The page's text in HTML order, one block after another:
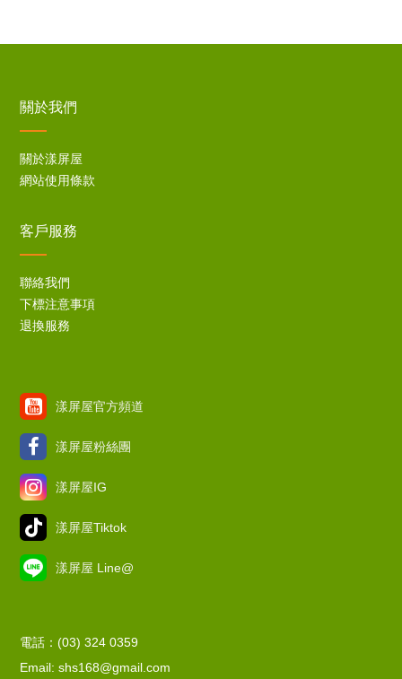
關於我們
關於漾屏屋
網站使用條款
客戶服務
聯絡我們
下標注意事項
退換服務
漾屏屋官方頻道
漾屏屋粉絲團
漾屏屋IG
漾屏屋Tiktok
漾屏屋 Line@
電話：(03) 324 0359
Email: shs168@gmail.com